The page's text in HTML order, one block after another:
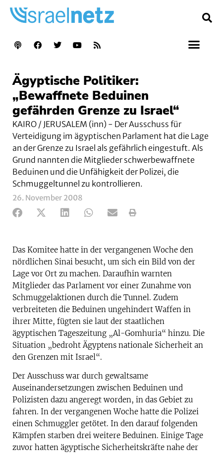
Ägyptische Politiker:
„Bewaffnete Beduinen
gefährden Grenze zu Israel“
KAIRO / JERUSALEM (inn) - Der Ausschuss für
Verteidigung im ägyptischen Parlament hat die Lage
an der Grenze zu Israel als gefährlich eingestuft. Als
Grund nannten die Mitglieder schwerbewaffnete
Beduinen und die Unfähigkeit der Polizei, die
Schmuggeltunnel zu kontrollieren.
26. November 2008
Das Komitee hatte in der vergangenen Woche den
nördlichen Sinai besucht, um sich ein Bild von der
Lage vor Ort zu machen. Daraufhin warnten
Mitglieder das Parlament vor einer Zunahme von
Schmuggelaktionen durch die Tunnel. Zudem
verbreiteten die Beduinen ungehindert Waffen in
ihrer Mitte, fügten sie laut der staatlichen
ägyptischen Tageszeitung „Al-Gomhuria“ hinzu. Die
Situation „bedroht Ägyptens nationale Sicherheit an
den Grenzen mit Israel“.
Der Ausschuss war durch gewaltsame
Auseinandersetzungen zwischen Beduinen und
Polizisten dazu angeregt worden, in das Gebiet zu
fahren. In der vergangenen Woche hatte die Polizei
einen Schmuggler getötet. In den darauf folgenden
Kämpfen starben drei weitere Beduinen. Einige Tage
zuvor hatten ägyptische Sicherheitskräfte nahe der